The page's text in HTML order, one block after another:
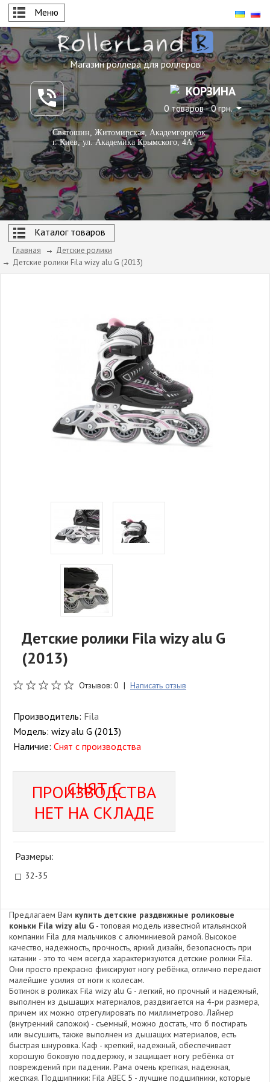
Меню
Магазин роллера для роллеров
КОРЗИНА
0 товаров - 0 грн.
Святошин, Житомирская, Академгородок
г. Киев, ул. Академика Крымского, 4А
Каталог товаров
Главная
Детские ролики
Детские ролики Fila wizy alu G (2013)
Детские ролики Fila wizy alu G
(2013)
Отзывов: 0 | Написать отзыв
Производитель: Fila
Модель: wizy alu G (2013)
Наличие: Снят с производства
СНЯТ С
ПРОИЗВОДСТВА
НЕТ НА СКЛАДЕ
Размеры:
32-35
Предлагаем Вам купить детские раздвижные роликовые
коньки Fila wizy alu G - топовая модель известной итальянской
компании Fila для мальчиков с алюминиевой рамой. Высокое
качество, надежность, прочность, яркий дизайн, безопасность при
катании - это то чем всегда характеризуются детские ролики Fila.
Они просто прекрасно фиксируют ногу ребёнка, отлично передают
малейшие усилия от ноги к колесам.
Ботинок в роликах Fila wizy alu G - легкий, но прочный и надежный,
выполнен из дышащих материалов, раздвигается на 4-ри размера,
причем их можно отрегулировать по миллиметрово. Лайнер
(внутренний сапожок) - съемный, можно достать, что б постирать
или высушить, также выполнен из дышащих материалов, есть
быстрая шнуровка. Каф - крепкий, надежный, обеспечивает
хорошую боковую поддержку, и защищает ногу ребёнка от
повреждений при падении. Рама очень крепкая, надежная,
жесткая. Подшипники: Fila ABEC 5 - лучшие подшипники, которые